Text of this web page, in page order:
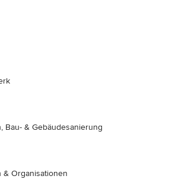
Bau- & Gebäudesanierung
& Organisationen